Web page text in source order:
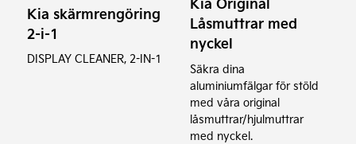
Kia skärmrengöring
2-i-1
DISPLAY CLEANER, 2-IN-1
Låsmuttrar med
nyckel
Säkra dina
aluminiumfälgar för stöld
med våra original
låsmuttrar/hjulmuttrar
med nyckel.